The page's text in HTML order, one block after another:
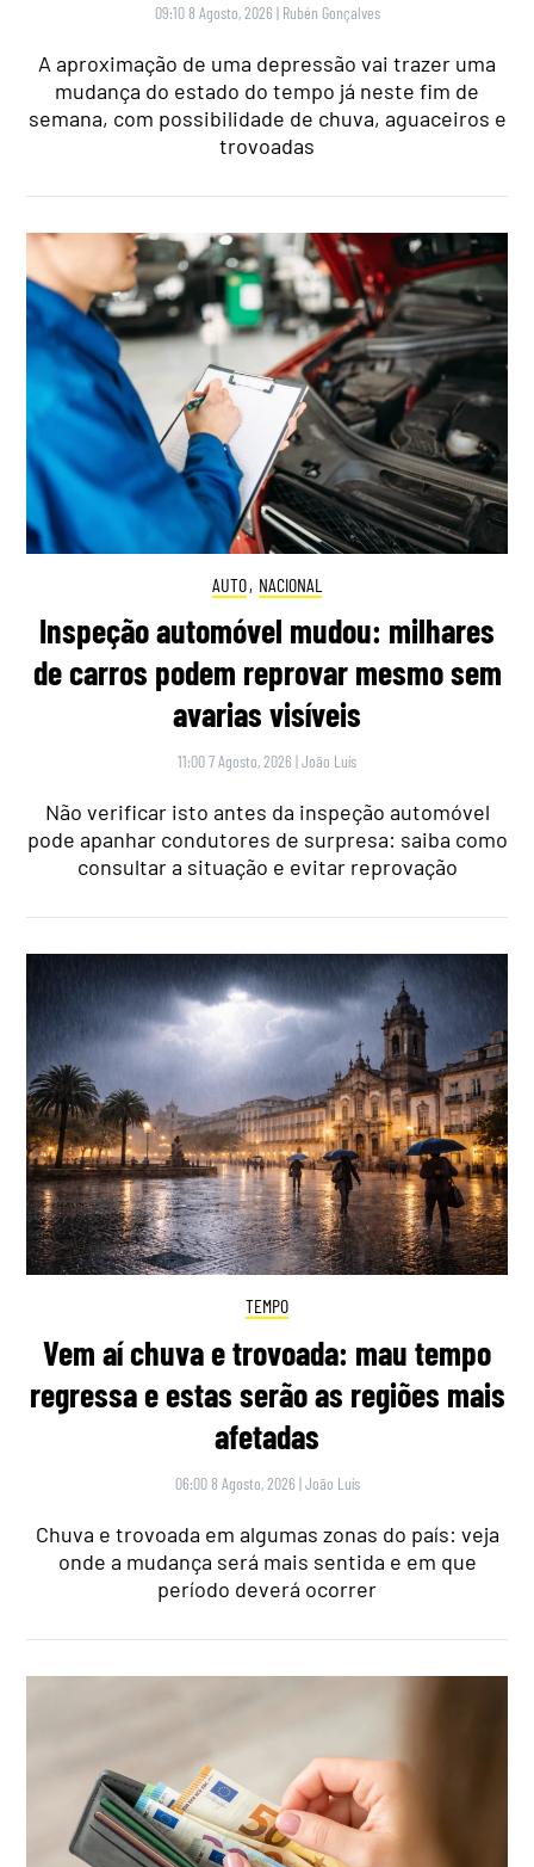
09:10 8 Agosto, 2026 | Rubén Gonçalves
A aproximação de uma depressão vai trazer uma
mudança do estado do tempo já neste fim de
semana, com possibilidade de chuva, aguaceiros e
trovoadas
AUTO, NACIONAL
Inspeção automóvel mudou: milhares
de carros podem reprovar mesmo sem
avarias visíveis
11:00 7 Agosto, 2026 |João Luís
Não verificar isto antes da inspeção automóvel
pode apanhar condutores de surpresa: saiba como
consultar a situação e evitar reprovação
TEMPO
Vem aí chuva e trovoada: mau tempo
regressa e estas serão as regiões mais
afetadas
06:00 8 Agosto, 2026 |João Luís
Chuva e trovoada em algumas zonas do país: veja
onde a mudança será mais sentida e em que
período deverá ocorrer